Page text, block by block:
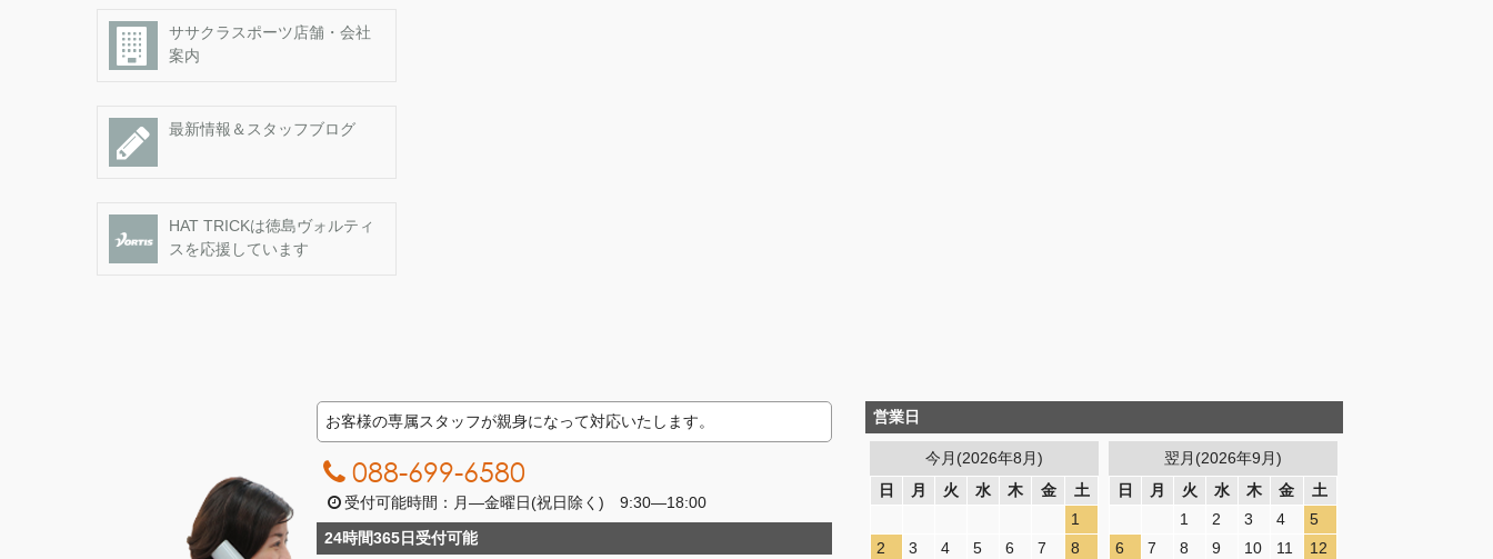
ササクラスポーツ店舗・会社
案内
最新情報＆スタッフブログ
HAT TRICKは徳島ヴォルティ
スを応援しています
お客様の専属スタッフが親身になって対応いたします。
088-699-6580
受付可能時間：月―金曜日(祝日除く) 9:30―18:00
24時間365日受付可能
営業日
今月(2026年8月)
日
月 火 水 木 金
土
1
2
3 4 5 6 7
8
翌月(2026年9月)
日
月 火 水 木 金
土
1
2 3 4
5
6
7 8 9 10 11
12